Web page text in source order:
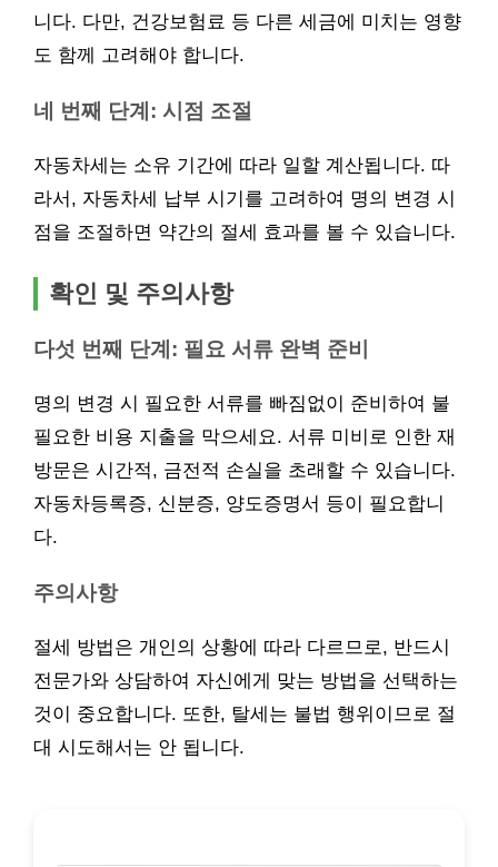
니다. 다만, 건강보험료 등 다른 세금에 미치는 영향
도 함께 고려해야 합니다.
네 번째 단계: 시점 조절
자동차세는 소유 기간에 따라 일할 계산됩니다. 따
라서, 자동차세 납부 시기를 고려하여 명의 변경 시
점을 조절하면 약간의 절세 효과를 볼 수 있습니다.
확인 및 주의사항
다섯 번째 단계: 필요 서류 완벽 준비
명의 변경 시 필요한 서류를 빠짐없이 준비하여 불
필요한 비용 지출을 막으세요. 서류 미비로 인한 재
방문은 시간적, 금전적 손실을 초래할 수 있습니다.
자동차등록증, 신분증, 양도증명서 등이 필요합니
다.
주의사항
절세 방법은 개인의 상황에 따라 다르므로, 반드시
전문가와 상담하여 자신에게 맞는 방법을 선택하는
것이 중요합니다. 또한, 탈세는 불법 행위이므로 절
대 시도해서는 안 됩니다.